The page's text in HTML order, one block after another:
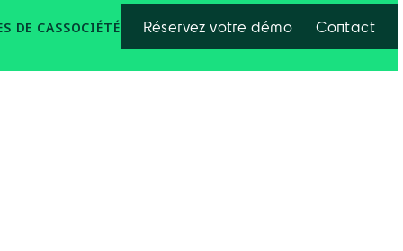
DE CASSOCIÉTÉ Réservez votre démo Contact